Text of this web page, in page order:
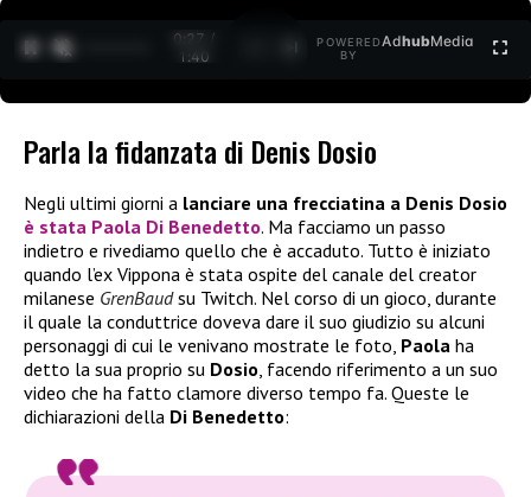
0:27 /
1:40
POWERED
BY
AdhubMedia
Parla la fidanzata di Denis Dosio
Negli ultimi giorni a lanciare una frecciatina a Denis Dosio
è stata Paola Di Benedetto. Ma facciamo un passo
indietro e rivediamo quello che è accaduto. Tutto è iniziato
quando l’ex Vippona è stata ospite del canale del creator
milanese GrenBaudsu Twitch. Nel corso di un gioco, durante
il quale la conduttrice doveva dare il suo giudizio su alcuni
personaggi di cui le venivano mostrate le foto, Paola ha
detto la sua proprio su Dosio, facendo riferimento a un suo
video che ha fatto clamore diverso tempo fa. Queste le
dichiarazioni della Di Benedetto: